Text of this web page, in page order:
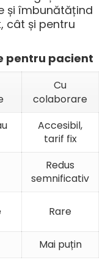
și îmbunătățind
cât și pentru
pentru pacient
Cu
colaborare
Accesibil,
tarif fix
Redus
semnificativ
Rare
Mai puțin